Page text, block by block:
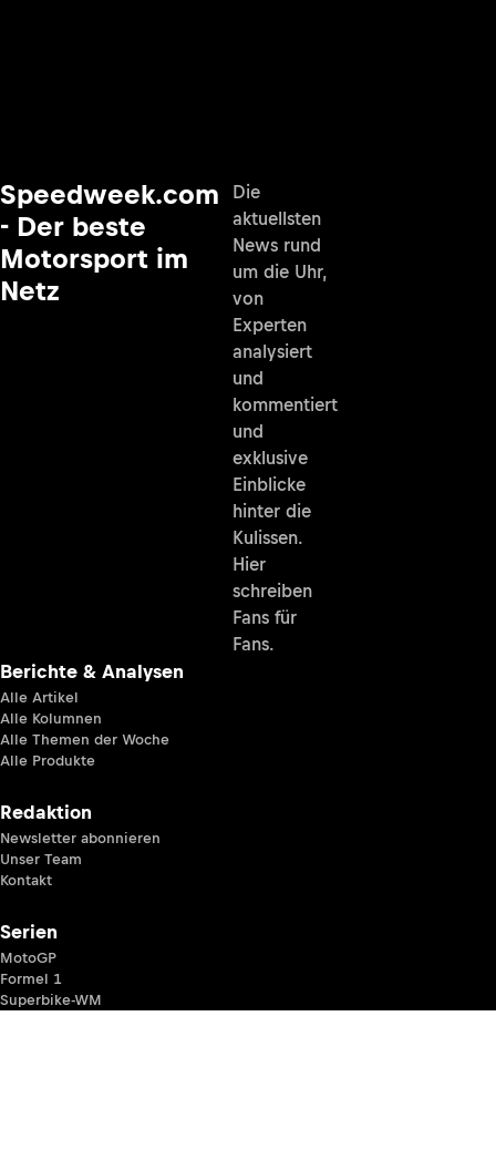
Speedweek.com
- Der beste
Motorsport im
Netz
Die
aktuellsten
News rund
um die Uhr,
von
Experten
analysiert
und
kommentiert
und
exklusive
Einblicke
hinter die
Kulissen.
Hier
schreiben
Fans für
Fans.
Berichte & Analysen
Alle Artikel
Alle Kolumnen
Alle Themen der Woche
Alle Produkte
Redaktion
Newsletter abonnieren
Unser Team
Kontakt
Serien
MotoGP
Formel 1
Superbike-WM